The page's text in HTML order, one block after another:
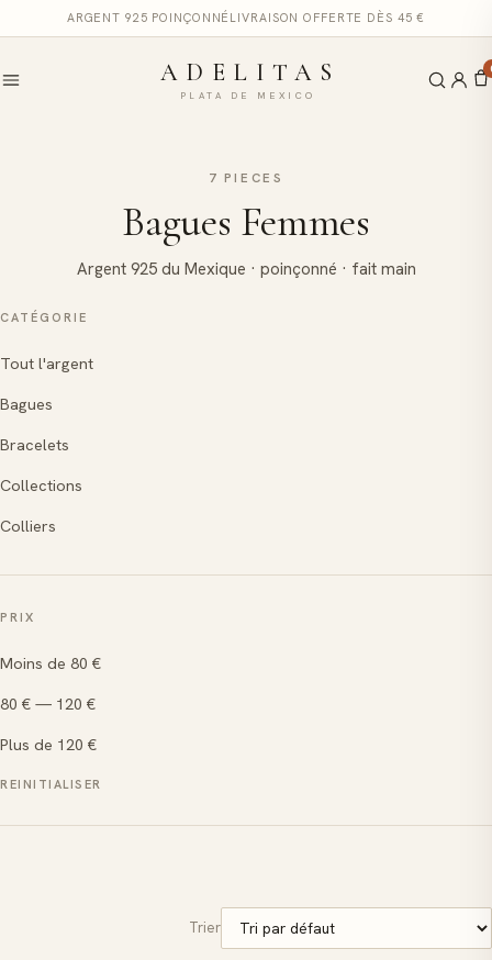
ARGENT 925 POINÇONNÉ LIVRAISON OFFERTE DÈS 45 €
ADELITAS
PLATA DE MEXICO
7 PIECES
Bagues Femmes
Argent 925 du Mexique · poinçonné · fait main
CATÉGORIE
Tout l'argent
Bagues
Bracelets
Collections
Colliers
PRIX
Moins de 80 €
80 € — 120 €
Plus de 120 €
REINITIALISER
Trier